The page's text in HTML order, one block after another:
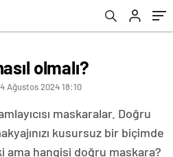
olmalı?
Ağustos 2024 18:10
maskaralar. Doğru
kusursuz bir biçimde
ama hangisi doğru maskara?